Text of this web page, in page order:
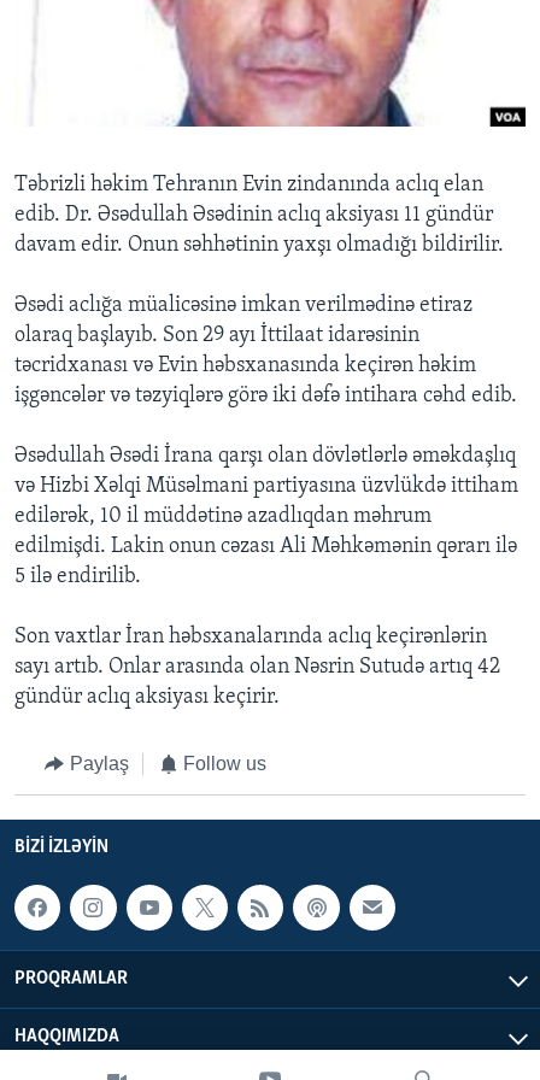
Dillər
Təbrizli həkim Tehranın Evin zindanında aclıq elan
edib. Dr. Əsədullah Əsədinin aclıq aksiyası 11 gündür
davam edir. Onun səhhətinin yaxşı olmadığı bildirilir.
Əsədi aclığa müalicəsinə imkan verilmədinə etiraz
olaraq başlayıb. Son 29 ayı İttilaat idarəsinin
təcridxanası və Evin həbsxanasında keçirən həkim
işgəncələr və təzyiqlərə görə iki dəfə intihara cəhd edib.
Əsədullah Əsədi İrana qarşı olan dövlətlərlə əməkdaşlıq
və Hizbi Xəlqi Müsəlmani partiyasına üzvlükdə ittiham
edilərək, 10 il müddətinə azadlıqdan məhrum
edilmişdi. Lakin onun cəzası Ali Məhkəmənin qərarı ilə
5 ilə endirilib.
Son vaxtlar İran həbsxanalarında aclıq keçirənlərin
sayı artıb. Onlar arasında olan Nəsrin Sutudə artıq 42
gündür aclıq aksiyası keçirir.
Paylaş Follow us
BIZI IZLƏYIN
PROQRAMLAR
HAQQIMIZDA